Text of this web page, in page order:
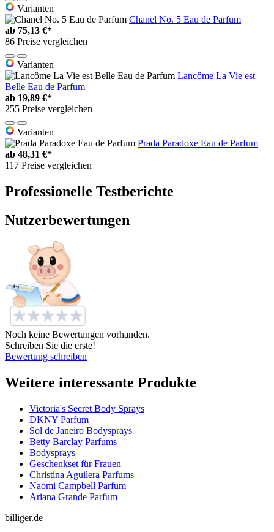
Varianten
Chanel No. 5 Eau de Parfum
ab 75,13 €*
86 Preise vergleichen
Varianten
Lancôme La Vie est
Belle Eau de Parfum
ab 19,89 €*
255 Preise vergleichen
Varianten
Prada Paradoxe Eau de Parfum
ab 48,31 €*
117 Preise vergleichen
Professionelle Testberichte
Nutzerbewertungen
Noch keine Bewertungen vorhanden.
Schreiben Sie die erste!
Bewertung schreiben
Weitere interessante Produkte
Victoria's Secret Body Sprays
DKNY Parfum
Sol de Janeiro Bodysprays
Betty Barclay Parfums
Bodysprays
Geschenkset für Frauen
Christina Aguilera Parfums
Naomi Campbell Parfum
Ariana Grande Parfum
billiger.de